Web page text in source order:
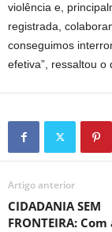
violência e,
registrada,
conseguimos
efetiva”, ressaltou o
Artigo anterior
CIDADANIA SEM
FRONTEIRA: